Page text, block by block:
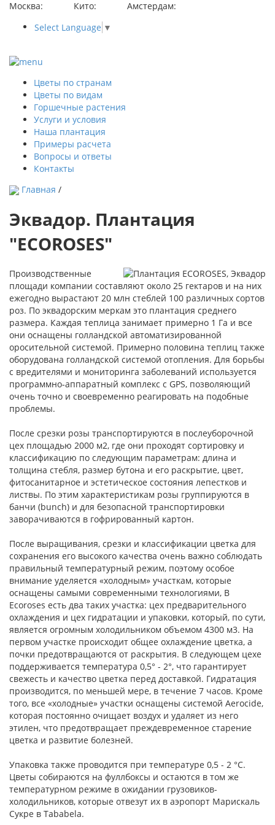
Москва: Кито:
Амстердам:
Select Language ▼
Цветы по странам
Цветы по видам
Горшечные растения
Услуги и условия
Наша плантация
Примеры расчета
Вопросы и ответы
Контакты
Главная /
Эквадор. Плантация
"ECOROSES"
Производственные
площади компании составляют около 25 гектаров и на них
ежегодно вырастают 20 млн стеблей 100 различных сортов
роз. По эквадорским меркам это плантация среднего
размера. Каждая теплица занимает примерно 1 Га и все
они оснащены голландской автоматизированной
оросительной системой. Примерно половина теплиц также
оборудована голландской системой отопления. Для борьбы
с вредителями и мониторинга заболеваний используется
программно-аппаратный комплекс с GPS, позволяющий
очень точно и своевременно реагировать на подобные
проблемы.
После срезки розы транспортируются в послеуборочной
цех площадью 2000 м2, где они проходят сортировку и
классификацию по следующим параметрам: длина и
толщина стебля, размер бутона и его раскрытие, цвет,
фитосанитарное и эстетическое состояния лепестков и
листвы. По этим характеристикам розы группируются в
банчи (bunch) и для безопасной транспортировки
заворачиваются в гофрированный картон.
После выращивания, срезки и классификации цветка для
сохранения его высокого качества очень важно соблюдать
правильный температурный режим, поэтому особое
внимание уделяется «холодным» участкам, которые
оснащены самыми современными технологиями, В
Ecoroses есть два таких участка: цех предварительного
охлаждения и цех гидратации и упаковки, который, по сути,
является огромным холодильником объемом 4300 м3. На
первом участке происходит общее охлаждение цветка, а
почки предотвращаются от раскрытия. В следующем цехе
поддерживается температура 0,5° - 2°, что гарантирует
свежесть и качество цветка перед доставкой. Гидратация
производится, по меньшей мере, в течение 7 часов. Кроме
того, все «холодные» участки оснащены системой Aerocide,
которая постоянно очищает воздух и удаляет из него
этилен, что предотвращает преждевременное старение
цветка и развитие болезней.
Упаковка также проводится при температуре 0,5 - 2 °С.
Цветы собираются на фуллбоксы и остаются в том же
температурном режиме в ожидании грузовиков-
холодильников, которые отвезут их в аэропорт Марискаль
Сукре в Tababela.